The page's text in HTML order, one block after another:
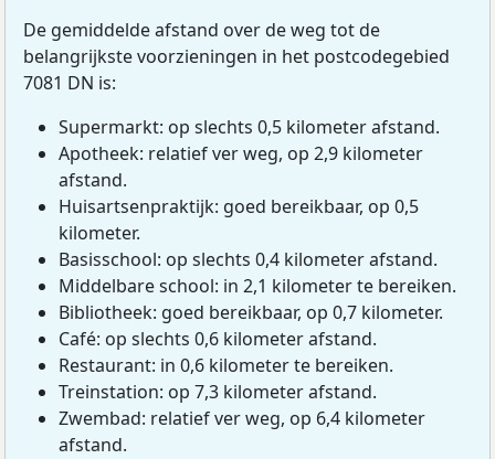
De gemiddelde afstand over de weg tot de
belangrijkste voorzieningen in het postcodegebied
7081 DN is:
Supermarkt: op slechts 0,5 kilometer afstand.
Apotheek: relatief ver weg, op 2,9 kilometer
afstand.
Huisartsenpraktijk: goed bereikbaar, op 0,5
kilometer.
Basisschool: op slechts 0,4 kilometer afstand.
Middelbare school: in 2,1 kilometer te bereiken.
Bibliotheek: goed bereikbaar, op 0,7 kilometer.
Café: op slechts 0,6 kilometer afstand.
Restaurant: in 0,6 kilometer te bereiken.
Treinstation: op 7,3 kilometer afstand.
Zwembad: relatief ver weg, op 6,4 kilometer
afstand.